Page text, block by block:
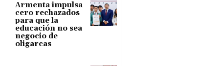
Armenta impulsa
cero rechazados
para que la
educación no sea
negocio de
oligarcas